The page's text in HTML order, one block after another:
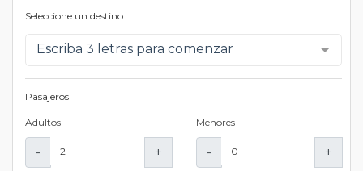
Seleccione un destino
Escriba 3 letras para comenzar
Pasajeros
Adultos
- +
Menores
- +